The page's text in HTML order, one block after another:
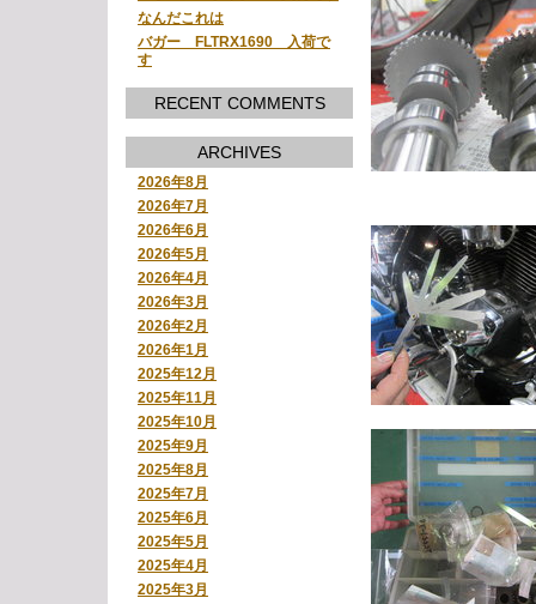
なんだこれは
バガー FLTRX1690 入荷で
す
RECENT COMMENTS
ARCHIVES
2026年8月
2026年7月
2026年6月
2026年5月
2026年4月
2026年3月
2026年2月
2026年1月
2025年12月
2025年11月
2025年10月
2025年9月
2025年8月
2025年7月
2025年6月
2025年5月
2025年4月
2025年3月